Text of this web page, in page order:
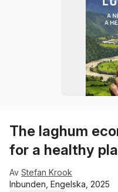
The laghum
for a healthy
Av Stefan Krook
Inbunden, Engelska, 2025